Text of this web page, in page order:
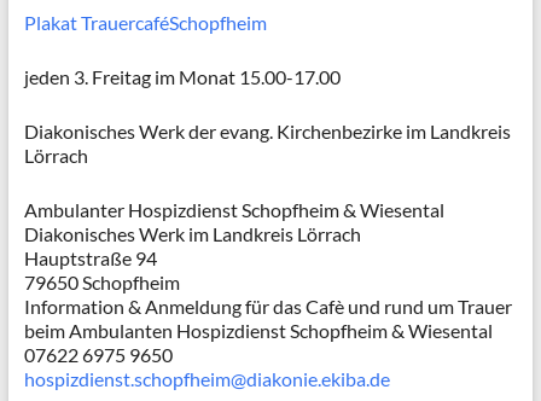
Plakat TrauercaféSchopfheim
jeden 3. Freitag im Monat 15.00-17.00
Diakonisches Werk der evang. Kirchenbezirke im Landkreis
Lörrach
Ambulanter Hospizdienst Schopfheim & Wiesental
Diakonisches Werk im Landkreis Lörrach
Hauptstraße 94
79650 Schopfheim
Information & Anmeldung für das Cafè und rund um Trauer
beim Ambulanten Hospizdienst Schopfheim & Wiesental
07622 6975 9650
hospizdienst.schopfheim@diakonie.ekiba.de